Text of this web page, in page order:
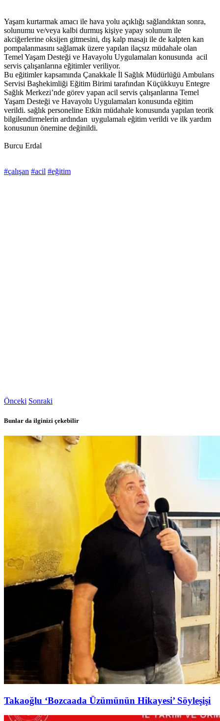
Yaşam kurtarmak amacı ile hava yolu açıklığı sağlandıktan sonra,
solunumu ve/veya kalbi durmuş kişiye yapay solunum ile
akciğerlerine oksijen gitmesini, dış kalp masajı ile de kalpten kan
pompalanmasını sağlamak üzere yapılan ilaçsız müdahale olan
Temel Yaşam Desteği ve Havayolu Uygulamaları konusunda acil
servis çalışanlarına eğitimler veriliyor.
Bu eğitimler kapsamında Çanakkale İl Sağlık Müdürlüğü Ambulans
Servisi Başhekimliği Eğitim Birimi tarafından Küçükkuyu Entegre
Sağlık Merkezi’nde görev yapan acil servis çalışanlarına Temel
Yaşam Desteği ve Havayolu Uygulamaları konusunda eğitim
verildi. sağlık personeline Etkin müdahale konusunda yapılan teorik
bilgilendirmelerin ardından uygulamalı eğitim verildi ve ilk yardım
konusunun önemine değinildi.
Burcu Erdal
#çalışan #acil #eğitim
Önceki Sonraki
Bunlar da ilginizi çekebilir
Takaoğlu ‘Bozcaada Üzümünün Hikayesi’ Söyleşişi